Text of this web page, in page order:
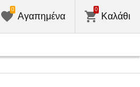
Αγαπημένα
0
Καλάθι
0